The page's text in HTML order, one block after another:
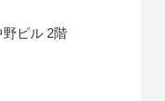
ビル 2階